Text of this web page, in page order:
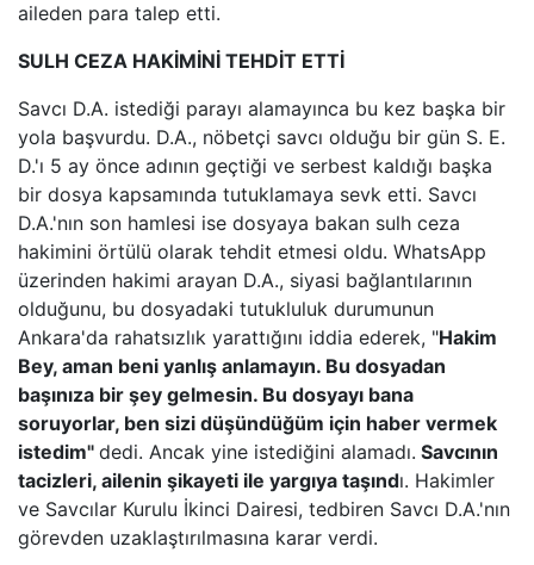
aileden para talep etti.
SULH CEZA HAKİMİNİ TEHDİT ETTİ
Savcı D.A. istediği parayı alamayınca bu kez başka bir
yola başvurdu. D.A., nöbetçi savcı olduğu bir gün S. E.
D.'ı 5 ay önce adının geçtiği ve serbest kaldığı başka
bir dosya kapsamında tutuklamaya sevk etti. Savcı
D.A.'nın son hamlesi ise dosyaya bakan sulh ceza
hakimini örtülü olarak tehdit etmesi oldu. WhatsApp
üzerinden hakimi arayan D.A., siyasi bağlantılarının
olduğunu, bu dosyadaki tutukluluk durumunun
Ankara'da rahatsızlık yarattığını iddia ederek, "Hakim
Bey, aman beni yanlış anlamayın. Bu dosyadan
başınıza bir şey gelmesin. Bu dosyayı bana
soruyorlar, ben sizi düşündüğüm için haber vermek
istedim" dedi. Ancak yine istediğini alamadı. Savcının
tacizleri, ailenin şikayeti ile yargıya taşındı. Hakimler
ve Savcılar Kurulu İkinci Dairesi, tedbiren Savcı D.A.'nın
görevden uzaklaştırılmasına karar verdi.